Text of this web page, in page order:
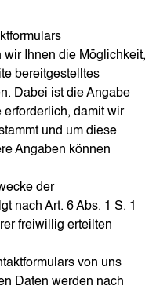
wir Ihnen die Möglichkeit,
bereitgestelltes
Dabei ist die Angabe
damit wir
und um diese
Angaben können
der
nach Art. 6 Abs. 1 S. 1
freiwillig erteilten
von uns
Daten werden nach